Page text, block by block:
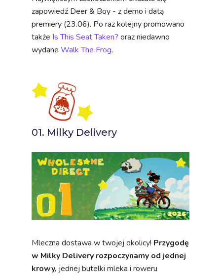
zapowiedź Deer & Boy - z demo i datą
premiery (23.06). Po raz kolejny promowano
także Is This Seat Taken? oraz niedawno
wydane Walk The Frog.
01. Milky Delivery
Mleczna dostawa w twojej okolicy! Przygodę
w Milky Delivery rozpoczynamy od jednej
krowy, jednej butelki mleka i roweru